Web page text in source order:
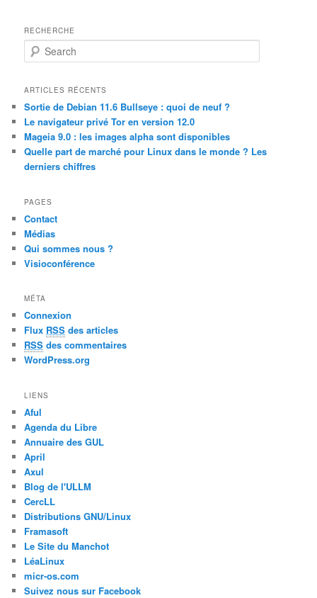
RECHERCHE
e
r
h
ARTICLES RÉCENTS
Sortie de Debian 11.6 Bullseye : quoi de neuf ?
Le navigateur privé Tor en version 12.0
Mageia 9.0 : les images alpha sont disponibles
Quelle part de marché pour Linux dans le monde ? Les
derniers chiffres
PAGES
Contact
Médias
Qui sommes nous ?
Visioconférence
MÉTA
Connexion
Flux RSS des articles
RSS des commentaires
WordPress.org
LIENS
Aful
Agenda du Libre
Annuaire des GUL
April
Axul
Blog de l'ULLM
CercLL
Distributions GNU/Linux
Framasoft
Le Site du Manchot
LéaLinux
micr-os.com
Suivez nous sur Facebook